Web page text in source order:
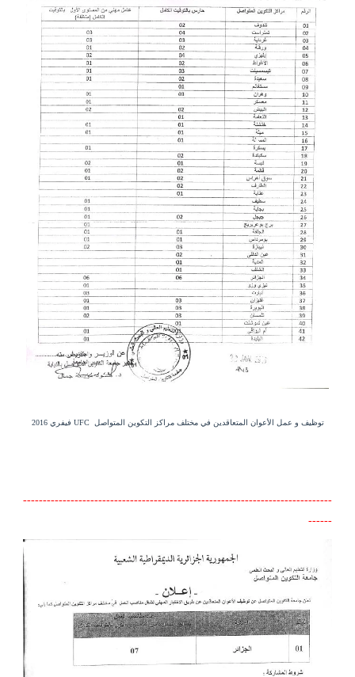
توظيف و عمل الأعوان المتعاقدين في مختلف مراكز التكوين المتواصل UFC فيفري 2016
------------------------------------------------------------------------------
------